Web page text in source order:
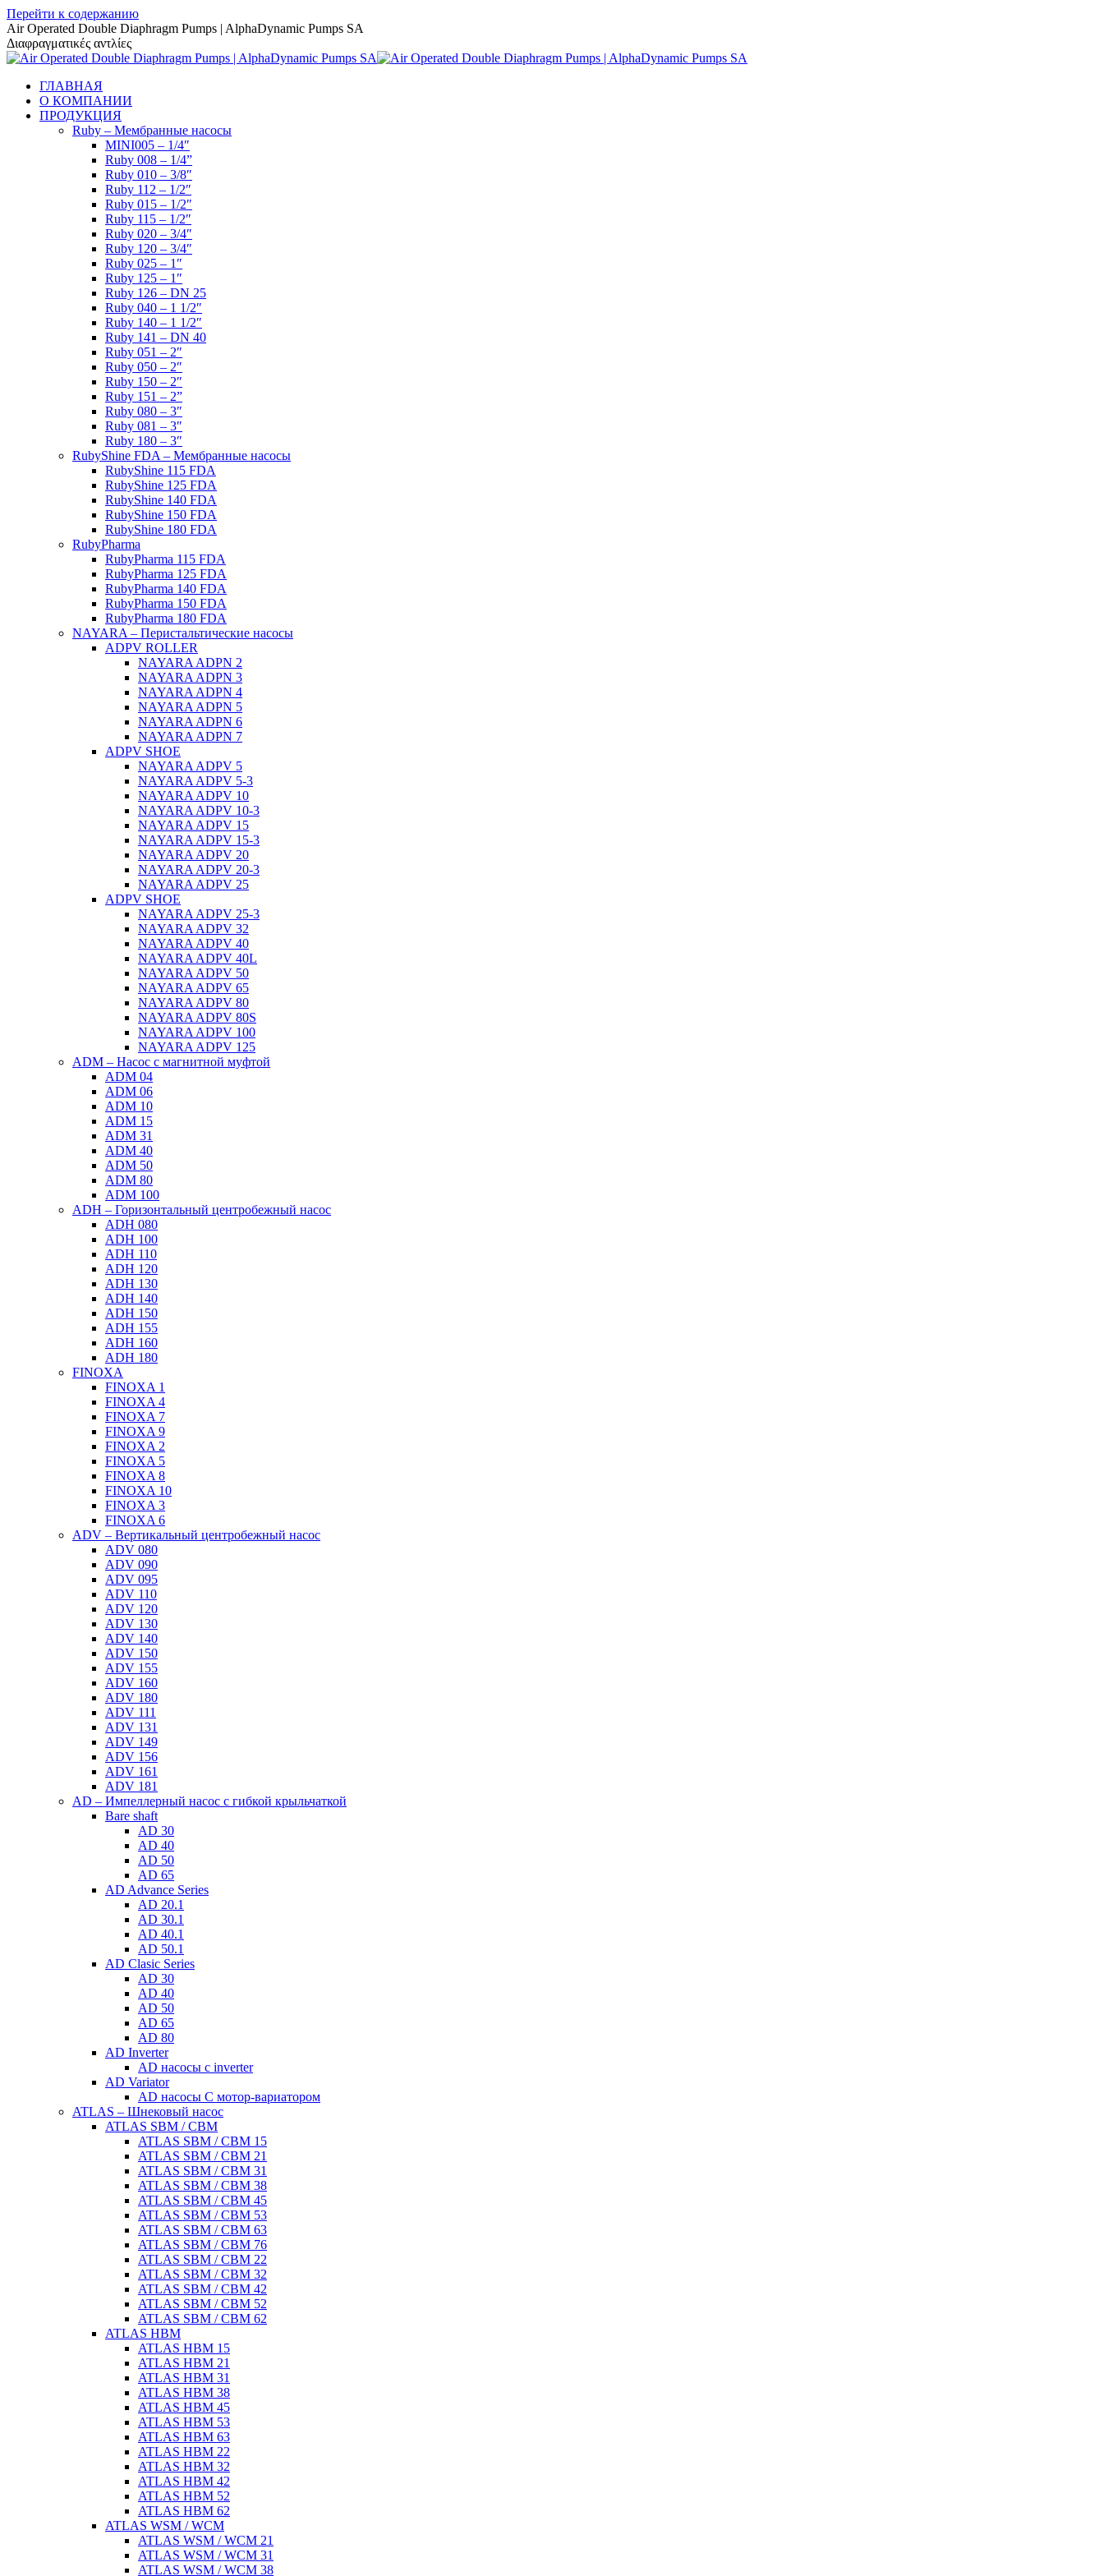
Перейти к содержанию
Air Operated Double Diaphragm Pumps | AlphaDynamic Pumps SA
Διαφραγματικές αντλίες
ГЛАВНАЯ
О КОМПАНИИ
ПРОДУКЦИЯ
Ruby – Мембранные насосы
MINI005 – 1/4″
Ruby 008 – 1/4”
Ruby 010 – 3/8″
Ruby 112 – 1/2″
Ruby 015 – 1/2″
Ruby 115 – 1/2″
Ruby 020 – 3/4″
Ruby 120 – 3/4″
Ruby 025 – 1″
Ruby 125 – 1″
Ruby 126 – DN 25
Ruby 040 – 1 1/2″
Ruby 140 – 1 1/2″
Ruby 141 – DN 40
Ruby 051 – 2″
Ruby 050 – 2″
Ruby 150 – 2″
Ruby 151 – 2”
Ruby 080 – 3″
Ruby 081 – 3″
Ruby 180 – 3″
RubyShine FDA – Мембранные насосы
RubyShine 115 FDA
RubyShine 125 FDA
RubyShine 140 FDA
RubyShine 150 FDA
RubyShine 180 FDA
RubyPharma
RubyPharma 115 FDA
RubyPharma 125 FDA
RubyPharma 140 FDA
RubyPharma 150 FDA
RubyPharma 180 FDA
NAYARA – Перистальтические насосы
ADPV ROLLER
NAYARA ADPN 2
NAYARA ADPN 3
NAYARA ADPN 4
NAYARA ADPN 5
NAYARA ADPN 6
NAYARA ADPN 7
ADPV SHOE
ΝAYARA ADPV 5
NAYARA ADPV 5-3
NAYARA ADPV 10
NAYARA ADPV 10-3
NAYARA ADPV 15
NAYARA ADPV 15-3
NAYARA ADPV 20
NAYARA ADPV 20-3
NAYARA ADPV 25
ADPV SHOE
NAYARA ADPV 25-3
NAYARA ADPV 32
NAYARA ADPV 40
NAYARA ADPV 40L
NAYARA ADPV 50
NAYARA ADPV 65
NAYARA ADPV 80
NAYARA ADPV 80S
NAYARA ADPV 100
NAYARA ADPV 125
ADM – Насос с магнитной муфтой
ADM 04
ADM 06
ADM 10
ADM 15
ADM 31
ADM 40
ADM 50
ADM 80
ADM 100
ADH – Горизонтальный центробежный насос
ADH 080
ADH 100
ADH 110
ADH 120
ADH 130
ADH 140
ADH 150
ADH 155
ADH 160
ADH 180
FINOXA
FINOXA 1
FINOXA 4
FINOXA 7
FINOXA 9
FINOXA 2
FINOXA 5
FINOXA 8
FINOXA 10
FINOXA 3
FINOXA 6
ADV – Вертикальный центробежный насос
ADV 080
ADV 090
ADV 095
ADV 110
ADV 120
ADV 130
ADV 140
ADV 150
ADV 155
ADV 160
ADV 180
ADV 111
ADV 131
ADV 149
ADV 156
ADV 161
ADV 181
AD – Импеллерный насос с гибкой крыльчаткой
Bare shaft
AD 30
AD 40
AD 50
AD 65
AD Advance Series
AD 20.1
AD 30.1
AD 40.1
AD 50.1
AD Clasic Series
AD 30
AD 40
AD 50
AD 65
AD 80
AD Inverter
AD насосы с inverter
AD Variator
AD насосы С мотор-вариатором
ATLAS – Шнековый насос
ATLAS SBM / CBM
ATLAS SBM / CBM 15
ATLAS SBM / CBM 21
ATLAS SBM / CBM 31
ATLAS SBM / CBM 38
ATLAS SBM / CBM 45
ATLAS SBM / CBM 53
ATLAS SBM / CBM 63
ATLAS SBM / CBM 76
ATLAS SBM / CBM 22
ATLAS SBM / CBM 32
ATLAS SBM / CBM 42
ATLAS SBM / CBM 52
ATLAS SBM / CBM 62
ATLAS HBM
ATLAS HBM 15
ATLAS HBM 21
ATLAS HBM 31
ATLAS HBM 38
ATLAS HBM 45
ATLAS HBM 53
ATLAS HBM 63
ATLAS HBM 22
ATLAS HBM 32
ATLAS HBM 42
ATLAS HBM 52
ATLAS HBM 62
ATLAS WSM / WCM
ATLAS WSM / WCM 21
ATLAS WSM / WCM 31
ATLAS WSM / WCM 38